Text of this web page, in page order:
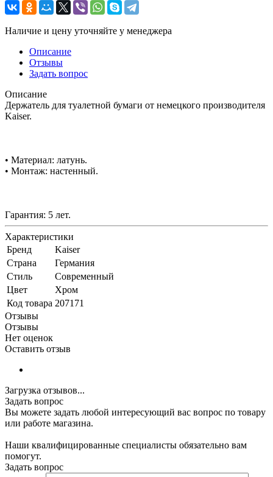
Наличие и цену уточняйте у менеджера
Описание
Отзывы
Задать вопрос
Описание
Держатель для туалетной бумаги от немецкого производителя
Kaiser.
• Материал: латунь.
• Монтаж: настенный.
Гарантия: 5 лет.
Характеристики
Бренд
Kaiser
Страна
Германия
Стиль
Современный
Цвет
Хром
Код товара 207171
Отзывы
Отзывы
Нет оценок
Оставить отзыв
Загрузка отзывов...
Задать вопрос
Вы можете задать любой интересующий вас вопрос по товару
или работе магазина.
Наши квалифицированные специалисты обязательно вам
помогут.
Задать вопрос